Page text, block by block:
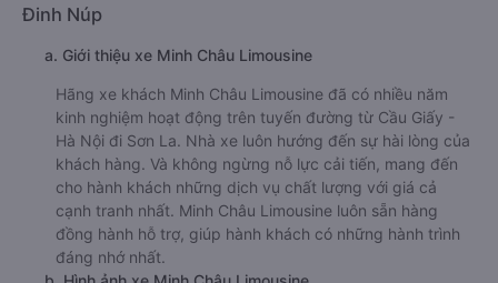
Đinh Núp
a. Giới thiệu xe Minh Châu Limousine
Hãng xe khách Minh Châu Limousine đã có nhiều năm
kinh nghiệm hoạt động trên tuyến đường từ Cầu Giấy -
Hà Nội đi Sơn La. Nhà xe luôn hướng đến sự hài lòng của
khách hàng. Và không ngừng nỗ lực cải tiến, mang đến
cho hành khách những dịch vụ chất lượng với giá cả
cạnh tranh nhất. Minh Châu Limousine luôn sẵn hàng
đồng hành hỗ trợ, giúp hành khách có những hành trình
đáng nhớ nhất.